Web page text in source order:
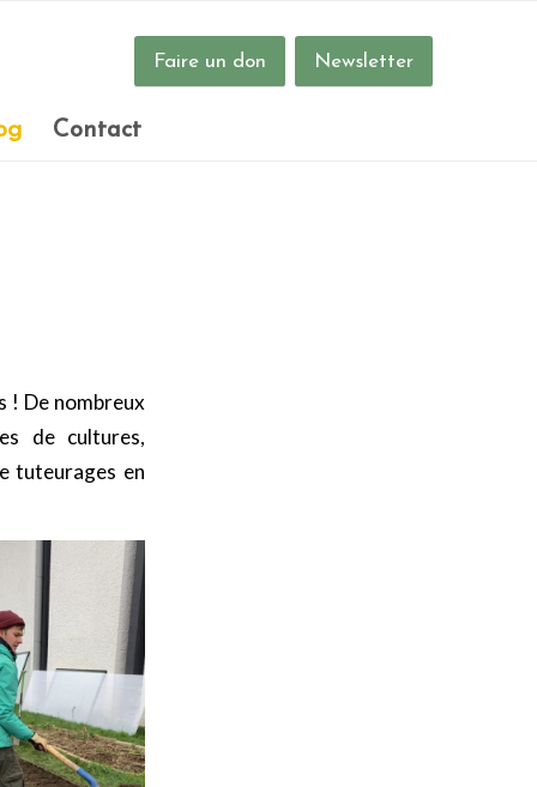
Contact
Faire un don Newsletter
! De nombreux
de cultures,
tuteurages en